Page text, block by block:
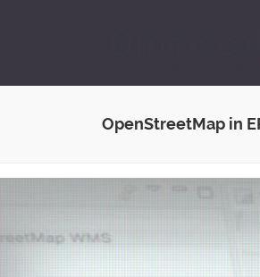
OpenStreetMap in